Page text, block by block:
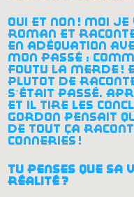
oui et non ! moi je
roman et
en adéquation
mon passé :
foutu la merde !
plutôt de
s’était passé.
et il tire les
gordon pensait
de tout ça
conneries !
tu penses que sa
réalité ?